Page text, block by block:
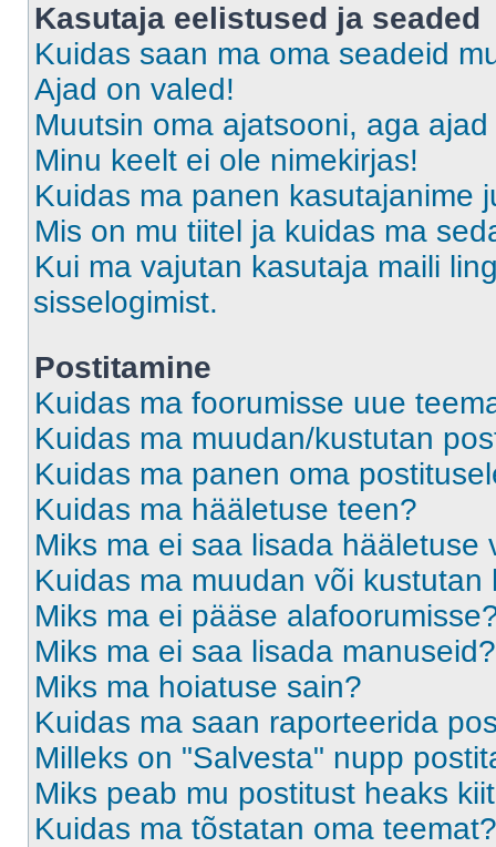
Kasutaja eelistused ja seaded
Kuidas saan ma oma seadeid
Ajad on valed!
Muutsin oma ajatsooni, aga
Minu keelt ei ole nimekirjas!
Kuidas ma panen kasutajanime
Mis on mu tiitel ja kuidas ma
Kui ma vajutan kasutaja maili
sisselogimist.
Postitamine
Kuidas ma foorumisse uue
Kuidas ma muudan/kustutan
Kuidas ma panen oma
Kuidas ma hääletuse teen?
Miks ma ei saa lisada hääletuse
Kuidas ma muudan või kustutan
Miks ma ei pääse
Miks ma ei saa lisada manuseid?
Miks ma hoiatuse sain?
Kuidas ma saan raporteerida
Milleks on "Salvesta" nupp
Miks peab mu postitust heaks
Kuidas ma tõstatan oma teemat?